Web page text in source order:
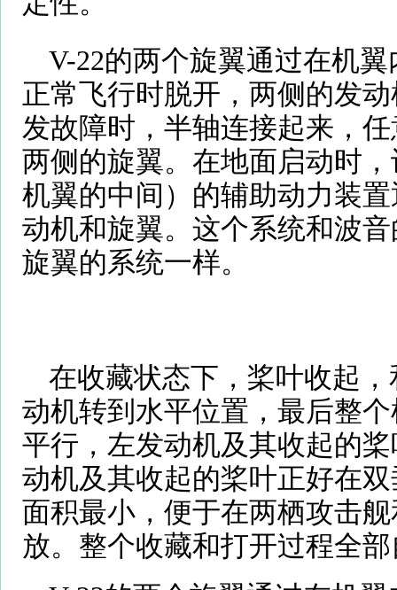
V-22的两个旋翼通过在机
正常飞行时脱开，两侧的发
发故障时，半轴连接起来，
两侧的旋翼。在地面启动时
机翼的中间）的辅助动力装
动机和旋翼。这个系统和波
旋翼的系统一样。
在收藏状态下，桨叶收起
动机转到水平位置，最后整
平行，左发动机及其收起的
动机及其收起的桨叶正好在
面积最小，便于在两栖攻击
放。整个收藏和打开过程全